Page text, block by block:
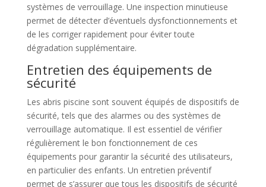
systèmes de verrouillage. Une inspection minutieuse
permet de détecter d’éventuels dysfonctionnements et
de les corriger rapidement pour éviter toute
dégradation supplémentaire.
Entretien des équipements de
sécurité
Les abris piscine sont souvent équipés de dispositifs de
sécurité, tels que des alarmes ou des systèmes de
verrouillage automatique. Il est essentiel de vérifier
régulièrement le bon fonctionnement de ces
équipements pour garantir la sécurité des utilisateurs,
en particulier des enfants. Un entretien préventif
permet de s’assurer que tous les dispositifs de sécurité